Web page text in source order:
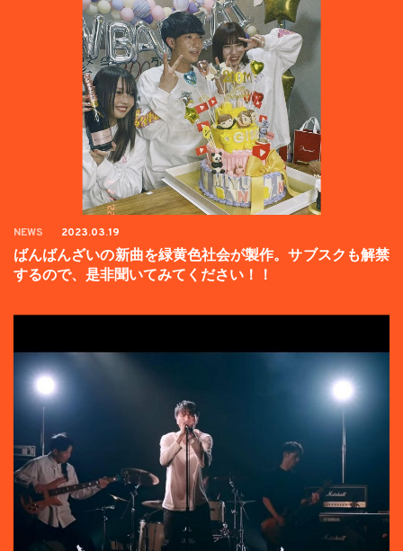
NEWS 2023.03.19
ばんばんざいの新曲を緑黄色社会が製作。サブスクも解禁
するので、是非聞いてみてください！！